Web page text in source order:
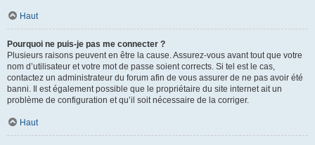
Haut
Pourquoi ne puis-je pas me connecter ?
Plusieurs raisons peuvent en être la cause. Assurez-vous avant tout que votre
nom d’utilisateur et votre mot de passe soient corrects. Si tel est le cas,
contactez un administrateur du forum afin de vous assurer de ne pas avoir été
banni. Il est également possible que le propriétaire du site internet ait un
problème de configuration et qu’il soit nécessaire de la corriger.
Haut